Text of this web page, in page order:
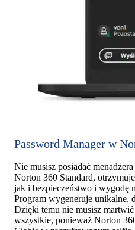
Password Manager w
Nie musisz posiadać
Norton 360 Standard,
jak i bezpieczeństwo i wygodę
Program wygeneruje unikalne,
Dzięki temu nie musisz
wszystkie, ponieważ Norton